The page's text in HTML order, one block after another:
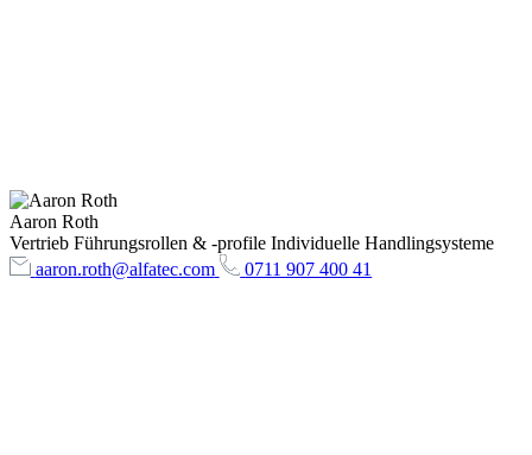
Aaron Roth
Vertrieb Führungsrollen & -profile Individuelle Handlingsysteme
aaron.roth@alfatec.com
0711 907 400 41